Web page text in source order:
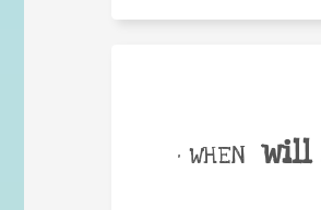
• WHEN will